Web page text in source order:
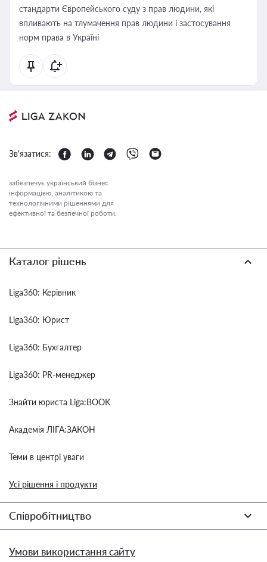
стандарти Європейського суду з прав людини, які
впливають на тлумачення прав людини і застосування
норм права в Україні
Зв'язатися:
забезпечує український бізнес
інформацією, аналітикою та
технологічними рішеннями для
ефективної та безпечної роботи.
Каталог рішень
Liga360: Керівник
Liga360: Юрист
Liga360: Бухгалтер
Liga360: PR-менеджер
Знайти юриста Liga:BOOK
Академія ЛІГА:ЗАКОН
Теми в центрі уваги
Усі рішення і продукти
Співробітництво
Умови використання сайту